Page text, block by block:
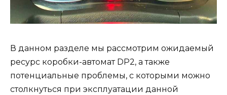
В данном разделе мы рассмотрим ожидаемый
ресурс коробки-автомат DP2, а также
потенциальные проблемы, с которыми можно
столкнуться при эксплуатации данной